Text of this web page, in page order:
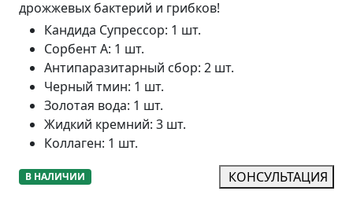
дрожжевых бактерий и грибков!
Кандида Супрессор: 1 шт.
Сорбент А: 1 шт.
Антипаразитарный сбор: 2 шт.
Черный тмин: 1 шт.
Золотая вода: 1 шт.
Жидкий кремний: 3 шт.
Коллаген: 1 шт.
В НАЛИЧИИ КОНСУЛЬТАЦИЯ